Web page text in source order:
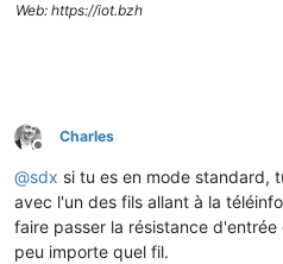
Web: https://iot.bzh
Offline
Charles
@sdx si tu es en mode standard,
avec l'un des fils allant à la
faire passer la résistance d'entrée
peu importe quel fil.